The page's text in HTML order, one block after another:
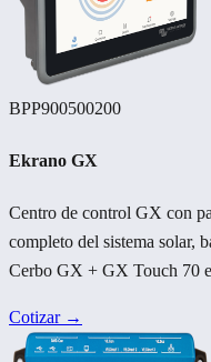
BPP900500200
Ekrano GX
Centro de control GX con
completo del sistema solar,
Cerbo GX + GX Touch 70
Cotizar →